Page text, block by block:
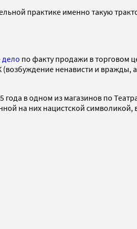
практике именно такую
дело по факту продажи в торговом
(возбуждение ненависти и
года в одном из магазинов по
на них нацистской символикой,